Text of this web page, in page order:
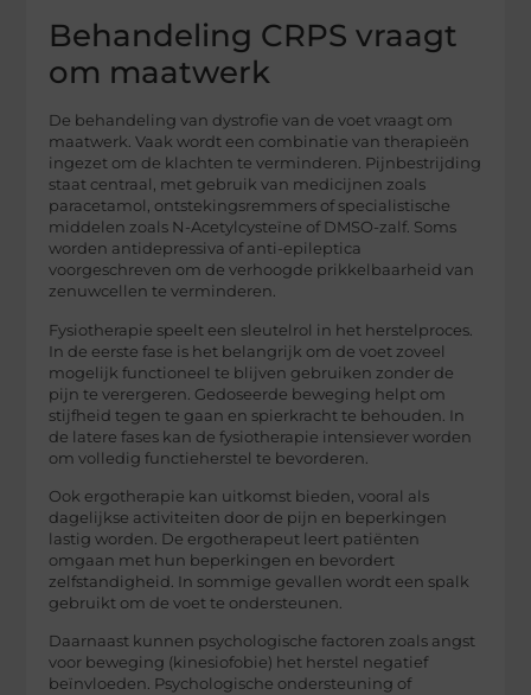
Behandeling CRPS vraagt
om maatwerk
De behandeling van dystrofie van de voet vraagt om
maatwerk. Vaak wordt een combinatie van therapieën
ingezet om de klachten te verminderen. Pijnbestrijding
staat centraal, met gebruik van medicijnen zoals
paracetamol, ontstekingsremmers of specialistische
middelen zoals N-Acetylcysteïne of DMSO-zalf. Soms
worden antidepressiva of anti-epileptica
voorgeschreven om de verhoogde prikkelbaarheid van
zenuwcellen te verminderen.
Fysiotherapie speelt een sleutelrol in het herstelproces.
In de eerste fase is het belangrijk om de voet zoveel
mogelijk functioneel te blijven gebruiken zonder de
pijn te verergeren. Gedoseerde beweging helpt om
stijfheid tegen te gaan en spierkracht te behouden. In
de latere fases kan de fysiotherapie intensiever worden
om volledig functieherstel te bevorderen.
Ook ergotherapie kan uitkomst bieden, vooral als
dagelijkse activiteiten door de pijn en beperkingen
lastig worden. De ergotherapeut leert patiënten
omgaan met hun beperkingen en bevordert
zelfstandigheid. In sommige gevallen wordt een spalk
gebruikt om de voet te ondersteunen.
Daarnaast kunnen psychologische factoren zoals angst
voor beweging (kinesiofobie) het herstel negatief
beïnvloeden. Psychologische ondersteuning of